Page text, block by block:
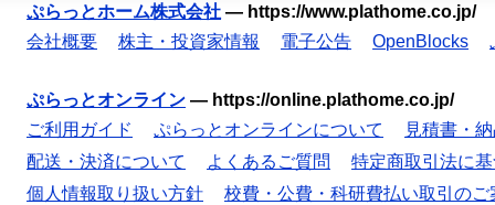
ぷらっとホーム株式会社 — https://www.plathome.co.jp/
会社概要
株主・投資家情報 電子公告 OpenBlocks
ぷらっとオンライン — https://online.plathome.co.jp/
ご利用ガイド
ぷらっとオンラインについて
見積書・
配送・決済について
よくあるご質問
特定商取引法に
個人情報取り扱い方針
校費・公費・科研費払い取引のご